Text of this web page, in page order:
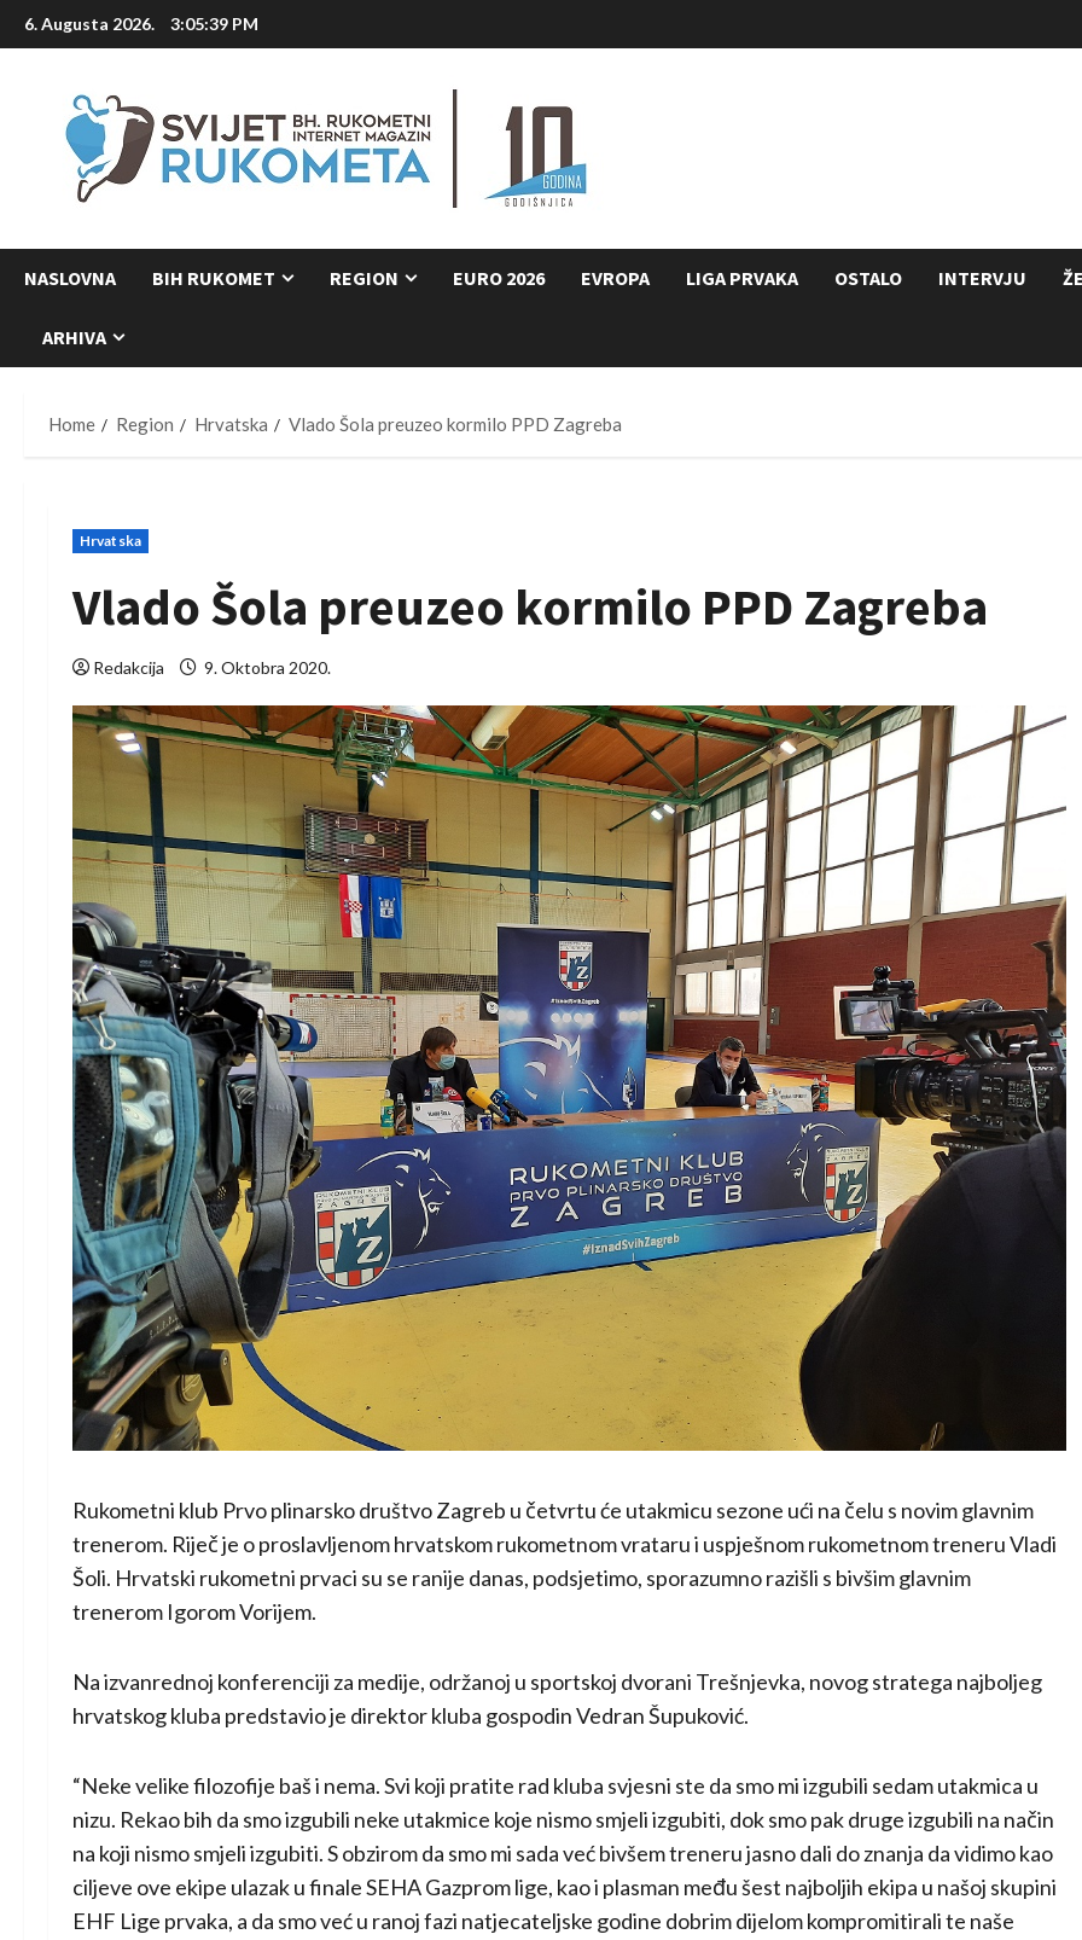
Skip
to
6. Augusta 2026. 3:05:40 PM
NASLOVNA BIH RUKOMET REGION EURO 2026 EVROPA LIGA PRVAKA OSTALO INTERVJU
ARHIVA
Home Region Hrvatska Vlado Šola preuzeo kormilo PPD Zagreba
Hrvatska
Vlado Šola preuzeo kormilo PPD Zagreba
Redakcija 9. Oktobra 2020.
Rukometni klub Prvo plinarsko društvo Zagreb u četvrtu će utakmicu sezone ući na čelu s novim glavnim
trenerom. Riječ je o proslavljenom hrvatskom rukometnom vrataru i uspješnom rukometnom treneru Vladi
Šoli. Hrvatski rukometni prvaci su se ranije danas, podsjetimo, sporazumno razišli s bivšim glavnim
trenerom Igorom Vorijem.
Na izvanrednoj konferenciji za medije, održanoj u sportskoj dvorani Trešnjevka, novog stratega najboljeg
hrvatskog kluba predstavio je direktor kluba gospodin Vedran Šupuković.
“Neke velike filozofije baš i nema. Svi koji pratite rad kluba svjesni ste da smo mi izgubili sedam utakmica u
nizu. Rekao bih da smo izgubili neke utakmice koje nismo smjeli izgubiti, dok smo pak druge izgubili na način
na koji nismo smjeli izgubiti. S obzirom da smo mi sada već bivšem treneru jasno dali do znanja da vidimo kao
ciljeve ove ekipe ulazak u finale SEHA Gazprom lige, kao i plasman među šest najboljih ekipa u našoj skupini
EHF Lige prvaka, a da smo već u ranoj fazi natjecateljske godine dobrim dijelom kompromitirali te naše